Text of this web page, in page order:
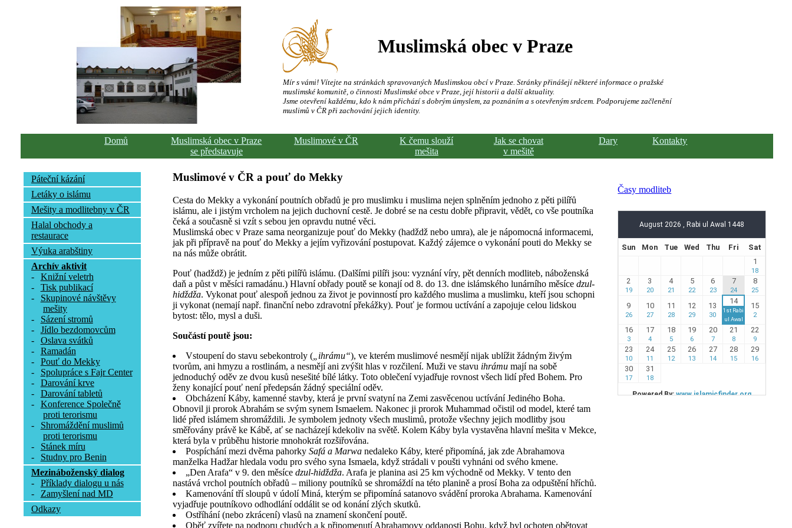
Muslimská obec v Praze
Mír s vámi! Vítejte na stránkách spravovaných Muslimskou obcí v Praze. Stránky přinášejí některé informace o pražské
muslimské komunitě, o činnosti Muslimské obce v Praze, její historii a další aktuality.
Jsme otevření každému, kdo k nám přichází s dobrým úmyslem, za poznáním a s otevřeným srdcem. Podporujeme začlenění
muslimů v ČR při zachování jejich identity.
Domů
Muslimská obec v Praze
se představuje
Muslimové v ČR
K čemu slouží
mešita
Jak se chovat
v mešitě
Dary Kontakty
Páteční kázání
Letáky o islámu
Mešity a modlitebny v ČR
Halal obchody a
restaurace
Výuka arabštiny
Archív aktivit
-
Knižní veletrh
-
Tisk publikací
-
Skupinové návštěvy
mešity
-
Sázení stromů
-
Jídlo bezdomovcům
-
Oslava svátků
-
Ramadán
-
Pouť do Mekky
-
Spolupráce s Fajr Center
-
Darování krve
-
Darování tabletů
-
Konference Společně
proti terorismu
-
Shromáždění muslimů
proti terorismu
-
Stánek míru
-
Studny pro Benin
Mezináboženský dialog
-
Příklady dialogu u nás
-
Zamyšlení nad MD
Odkazy
Muslimové v ČR a pouť do Mekky
Cesta do Mekky a vykonání poutních obřadů je pro muslimku i muslima nejen splněním jednoho z pěti pilířů
islámu, ale i jistým vrcholem na jejich duchovní cestě. Je dobré se na cestu dobře připravit, vědět, co vše poutníka
čeká a současně si vzít s sebou jen opravdu nutné věci.
Muslimská obec v Praze sama neorganizuje pouť do Mekky (hadždž nebo umra), ale je nápomocná informacemi,
jak při přípravě na pouť do Mekky a jejím vyřizování postupovat. Každý zájemce o vykonání pouti do Mekky se
na nás může obrátit.
Pouť (hadždž) je jedním z pěti pilířů islámu. (Dalšími pilíři jsou: vyznání víry, pět denních modliteb, náboženská
daň a půst v měsíci ramadánu.) Hlavní obřady poutě se konají od 8. do 13. dne islámského lunárního měsíce dzul-
hidždža. Vykonat pouť alespoň jednou za život je povinností pro každého muslima a muslimku, kteří jsou schopni
ji vykonat (nemají např. finanční nebo zdravotní překážky). Pouť je formou uctívání a zapojuje celou lidskou
bytost: tělo, mysl a duši.
Součástí poutě jsou:
Vstoupení do stavu sebekontroly („ihrámu“), ve kterém muslimové nesmějí nijak ublížit žádným živým
tvorům, ani hmyzu a rostlinám, a nesmějí ani zvýšit hlas v rozčilení. Muži ve stavu ihrámumají na sobě
jednoduchý oděv ze dvou kusů nesešité bílé látky. Toto oblečení vyjadřuje rovnost všech lidí před Bohem. Pro
ženy konající pouť není předepsán žádný speciální oděv.
Obcházení Káby, kamenné stavby, která je první svatyní na Zemi zasvěcenou uctívání Jediného Boha.
Obnovil ji prorok Abrahám se svým synem Ismaelem. Nakonec ji prorok Muhammad očistil od model, které tam
lidé před islámem shromáždili. Je symbolem jednoty všech muslimů, protože všechny jejich modlitby jsou
směřovány právě ke Kábě, ať se nacházejí kdekoliv na světě. Kolem Káby byla vystavěna hlavní mešita v Mekce,
která byla v průběhu historie mnohokrát rozšiřována.
Pospíchání mezi dvěma pahorky Safá a Marwanedaleko Káby, které připomíná, jak zde Abrahamova
manželka Hadžar hledala vodu pro svého syna Ismaela, když strádali v poušti vyhnáni od svého kmene.
„Den Arafa“ v 9. den měsíce dzul-hidždža. Arafa je planina asi 25 km východně od Mekky. V tento den
nastává vrchol poutních obřadů – miliony poutníků se shromáždí na této planině a prosí Boha za odpuštění hříchů.
Kamenování tří sloupů v údolí Miná, kterým se připomíná satanovo svádění proroka Abrahama. Kamenování
vyjadřuje poutníkovo odhodlání oddálit se od konání zlých skutků.
Ostříhání (nebo zkrácení) vlasů na znamení skončení poutě.
Oběť zvířete na podporu chudých a k připomenutí Abrahamovy oddanosti Bohu, když byl ochoten obětovat
Časy modliteb